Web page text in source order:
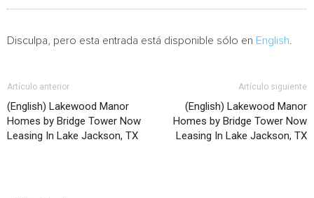
Disculpa, pero esta entrada está disponible sólo en English
Artículo anterior
(English) Lakewood Manor
Homes by Bridge Tower Now
Leasing In Lake Jackson, TX
Artículo siguiente
(English) Lakewood Manor
Homes by Bridge Tower Now
Leasing In Lake Jackson, TX